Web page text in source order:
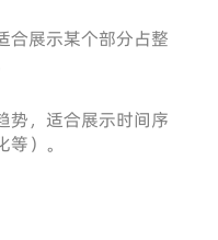
合展示某个部分占整
势，适合展示时间序
）。